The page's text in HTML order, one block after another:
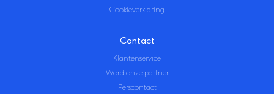
Cookieverklaring
Contact
Klantenservice
Word onze partner
Perscontact